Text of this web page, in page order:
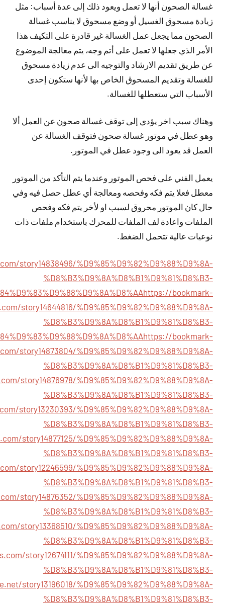
غسالة الصحون أنها لا تعمل ويعود ذلك إلى عدة أسباب: مثل
زيادة مسحوق الغسيل أو وضع مسحوق لا يناسب غسالة
الصحون مما يجعل عمل الغسالة غير قادرة على التكيف هذا
الأمر الذي جعلها لا تعمل على أتم وجه، يتم معالجة الموضوع
عن طريق تقديم الارشاد والتوجيه الى عدم زيادة مسحوق
للغسالة وتقديم المسحوق الخاص بها لأنها ستكون إحدى
الأسباب التي ستعطلها للغسالة.
وهناك سبب اخر يؤدي إلى توقف غسالة صحون عن العمل ألا
وهو عطل في موتور غسالة صحون فتوقف الغسالة عن
العمل قد يعود الى وجود عطل في الموتور.
يعمل الفني على فحص الموتور وعندما يتم التأكد من الموتور
معطل فعلا يتم فكه وفحصه ومعالجة أي عطل حصل فيه وفي
حال كان الموتور محروق لسبب او لأخر يتم فكه وفحص
الملفات واعادة لف الملفات للمحرك باستخدام ملفات ذات
نوعيات عالية تتحمل الضغط.
story14838496/%D9%85%D9%82%D9%88%D9%8A-
%D8%B3%D9%8A%D8%B1%D9%81%D8%B3-
https://bookmark-
story14644816/%D9%85%D9%82%D9%88%D9%8A-
%D8%B3%D9%8A%D8%B1%D9%81%D8%B3-
https://bookmark-
story14873804/%D9%85%D9%82%D9%88%D9%8A-
%D8%B3%D9%8A%D8%B1%D9%81%D8%B3-
story14876978/%D9%85%D9%82%D9%88%D9%8A-
%D8%B3%D9%8A%D8%B1%D9%81%D8%B3-
story13230393/%D9%85%D9%82%D9%88%D9%8A-
%D8%B3%D9%8A%D8%B1%D9%81%D8%B3-
story14877125/%D9%85%D9%82%D9%88%D9%8A-
%D8%B3%D9%8A%D8%B1%D9%81%D8%B3-
story12246599/%D9%85%D9%82%D9%88%D9%8A-
%D8%B3%D9%8A%D8%B1%D9%81%D8%B3-
story14876352/%D9%85%D9%82%D9%88%D9%8A-
%D8%B3%D9%8A%D8%B1%D9%81%D8%B3-
story13368510/%D9%85%D9%82%D9%88%D9%8A-
%D8%B3%D9%8A%D8%B1%D9%81%D8%B3-
story12674111/%D9%85%D9%82%D9%88%D9%8A-
%D8%B3%D9%8A%D8%B1%D9%81%D8%B3-
story13196018/%D9%85%D9%82%D9%88%D9%8A-
%D8%B3%D9%8A%D8%B1%D9%81%D8%B3-